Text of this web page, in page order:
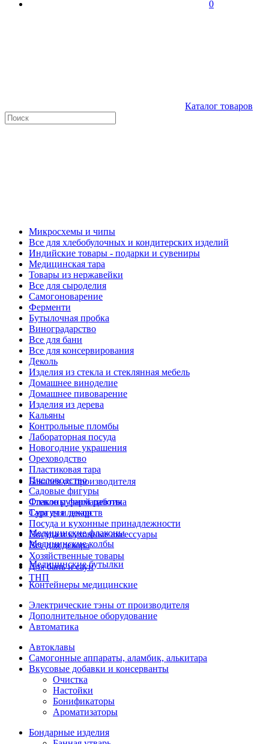
0
Каталог товаров
Микросхемы и чипы
Все для хлебобулочных и кондитерских изделий
Индийские товары - подарки и сувениры
Медицинская тара
Товары из нержавейки
Все для сыроделия
Самогоноварение
Ферменти
Бутылочная пробка
Виноградарство
Все для бани
Все для консервирования
Деколь
Изделия из стекла и стеклянная мебель
Домашнее виноделие
Домашнее пивоварение
Изделия из дерева
Кальяны
Контрольные пломбы
Лабораторная посуда
Новогодние украшения
Ореховодство
Пластиковая тара
Пчеловодство
Садовые фигуры
Стекло ручной работы
Сургуч и декор
Посуда и кухонные принадлежности
Посуда и кухонные аксессуары
Все для декора
Хозяйственные товары
Для бань и саун
ТНП
Бакалея от производителя
Флаконы фармацевтика
Тара для лекарств
Медицинские флаконы
Медицинские колбы
Медицинские бутылки
Контейнеры медицинские
Электрические тэны от производителя
Дополнительное оборудование
Автоматика
Автоклавы
Самогонные аппараты, аламбик, алькитара
Вкусовые добавки и консерванты
Очистка
Настойки
Бонификаторы
Ароматизаторы
Бондарные изделия